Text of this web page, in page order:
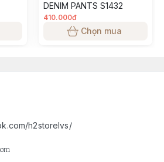
DENIM PANTS S1432
410.000đ
Chọn mua
h2storelvs/